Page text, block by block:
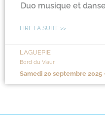
Duo musique et danse
LIRE LA SUITE >>
LAGUEPIE
Bord du Viaur
samedi 20 septembre 2025